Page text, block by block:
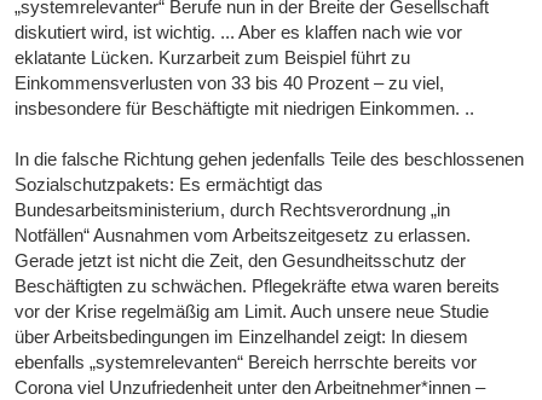
„systemrelevanter“ Berufe nun in der Breite der Gesellschaft
diskutiert wird, ist wichtig. ... Aber es klaffen nach wie vor
eklatante Lücken. Kurzarbeit zum Beispiel führt zu
Einkommensverlusten von 33 bis 40 Prozent – zu viel,
insbesondere für Beschäftigte mit niedrigen Einkommen. ..
In die falsche Richtung gehen jedenfalls Teile des beschlossenen
Sozialschutzpakets: Es ermächtigt das
Bundesarbeitsministerium, durch Rechtsverordnung „in
Notfällen“ Ausnahmen vom Arbeitszeitgesetz zu erlassen.
Gerade jetzt ist nicht die Zeit, den Gesundheitsschutz der
Beschäftigten zu schwächen. Pflegekräfte etwa waren bereits
vor der Krise regelmäßig am Limit. Auch unsere neue Studie
über Arbeitsbedingungen im Einzelhandel zeigt: In diesem
ebenfalls „systemrelevanten“ Bereich herrschte bereits vor
Corona viel Unzufriedenheit unter den Arbeitnehmer*innen –